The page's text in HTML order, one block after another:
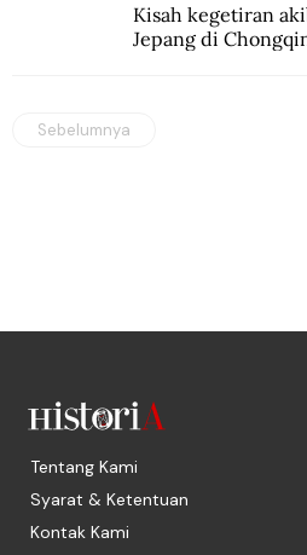
Kisah kegetiran
Jepang di
Sebelumnya
Tentang Kami
Syarat & Ketentuan
Kontak Kami